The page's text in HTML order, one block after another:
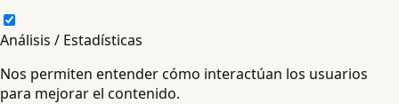
Análisis / Estadísticas
Nos permiten entender cómo interactúan los usuarios
para mejorar el contenido.